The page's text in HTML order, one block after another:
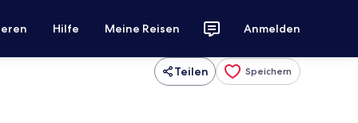
Hilfe Meine Reisen Anmelden
Teilen Speichern